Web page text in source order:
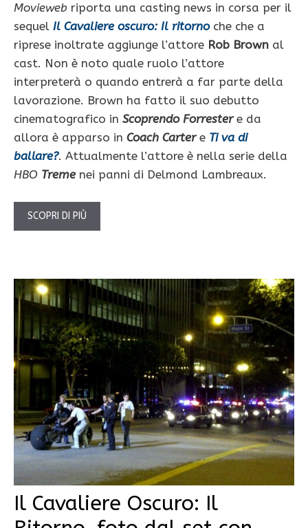
Movieweb riporta una casting news in corsa per il
sequel Il Cavaliere oscuro: Il ritornoche che a
riprese inoltrate aggiunge l’attore Rob Brown al
cast. Non è noto quale ruolo l’attore
interpreterà o quando entrerà a far parte della
lavorazione. Brown ha fatto il suo debutto
cinematografico in Scoprendo Forrestere da
allora è apparso in Coach Cartere Ti va di
ballare?. Attualmente l’attore è nella serie della
HBO Tremenei panni di Delmond Lambreaux.
SCOPRI DI PIÙ
Il Cavaliere Oscuro: Il